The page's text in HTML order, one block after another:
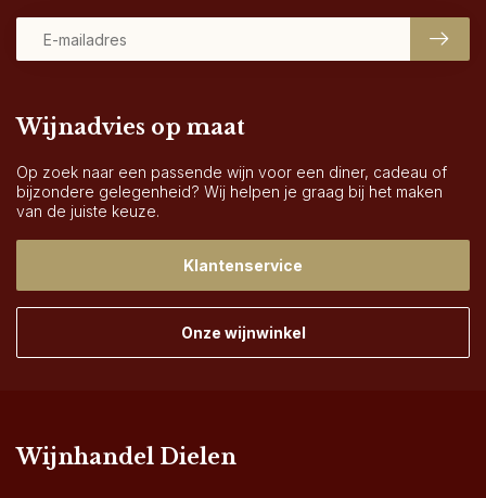
Wijnadvies op maat
Op zoek naar een passende wijn voor een diner, cadeau of
bijzondere gelegenheid? Wij helpen je graag bij het maken
van de juiste keuze.
Klantenservice
Onze wijnwinkel
Wijnhandel Dielen